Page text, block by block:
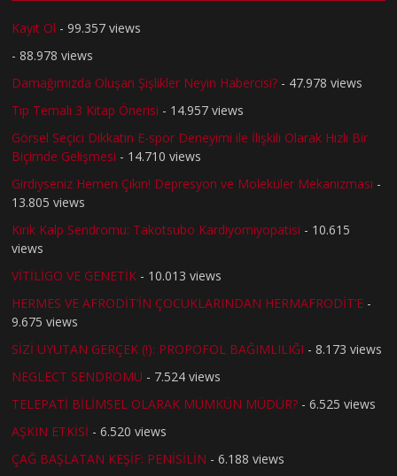
Kayıt Ol - 99.357 views
- 88.978 views
Damağımızda Oluşan Şişlikler Neyin Habercisi? - 47.978 views
Tıp Temalı 3 Kitap Önerisi - 14.957 views
Görsel Seçici Dikkatin E-spor Deneyimi ile İlişkili Olarak Hızlı Bir
Biçimde Gelişmesi - 14.710 views
Girdiyseniz Hemen Çıkın! Depresyon ve Moleküler Mekanizması -
13.805 views
Kırık Kalp Sendromu: Takotsubo Kardiyomiyopatisi - 10.615
views
VİTİLİGO VE GENETİK - 10.013 views
HERMES VE AFRODİT’İN ÇOCUKLARINDAN HERMAFRODİT’E -
9.675 views
SİZİ UYUTAN GERÇEK (!): PROPOFOL BAĞIMLILIĞI - 8.173 views
NEGLECT SENDROMU - 7.524 views
TELEPATİ BİLİMSEL OLARAK MÜMKÜN MÜDÜR? - 6.525 views
AŞKIN ETKİSİ - 6.520 views
ÇAĞ BAŞLATAN KEŞİF: PENİSİLİN - 6.188 views